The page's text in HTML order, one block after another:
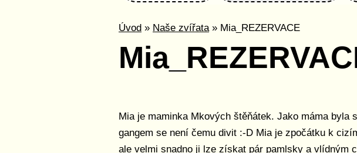
Úvod » Naše zvířata» Mia_REZERVACE
Mia je maminka Mkových štěňátek. Jako máma byla
gangem se není čemu divit :-D Mia je zpočátku k
ale velmi snadno ji lze získat pár pamlsky a vlídným